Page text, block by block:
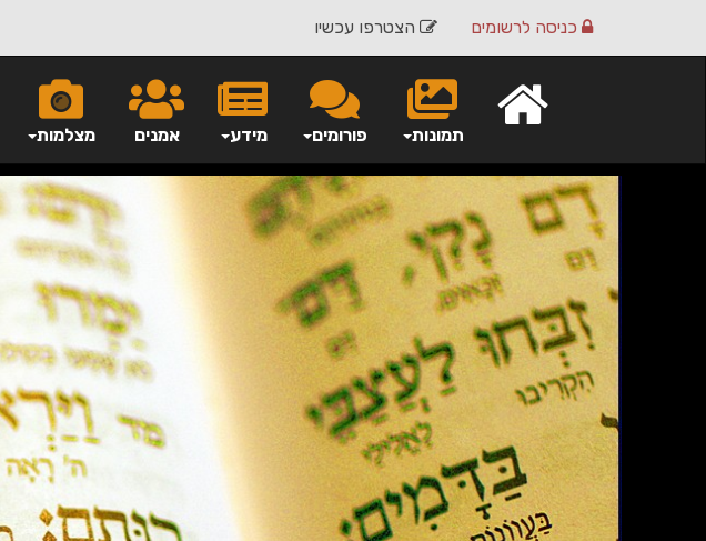
הצטרפו עכשיו כניסה לרשומים
מצלמות אמנים מידע פורומים תמונות